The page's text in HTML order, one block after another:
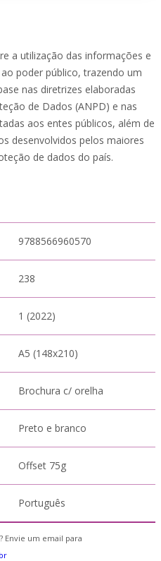
a utilização das informações e
poder público, trazendo um
nas diretrizes elaboradas
de Dados (ANPD) e nas
aos entes públicos, além de
desenvolvidos pelos maiores
de dados do país.
9788566960570
238
1 (2022)
A5 (148x210)
Brochura c/ orelha
Preto e branco
Offset 75g
Português
Envie um email para